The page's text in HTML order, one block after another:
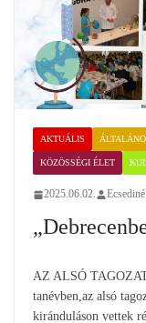
AKTUÁLIS
KÖZÖSSÉGI ÉLET
2025.06.02.
AZ ALSÓ
tanévben,az alsó
kiránduláson vettek